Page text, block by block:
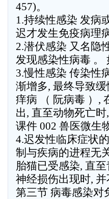
457)。
1.持续性感染 发病
迟才发生免疫病理
2.潜伏感染 又名隐
发现感染性病毒 。
3.慢性感染 传染性
渐增多, 最终导致
痒病 （ 阮病毒 ）,
出, 直至动物死亡
课件 002 兽医微生
4.迟发性临床症状
制与疾病的进程无
胎猫已受感染, 直
神经损伤出现时, 并
第三节 病毒感染对